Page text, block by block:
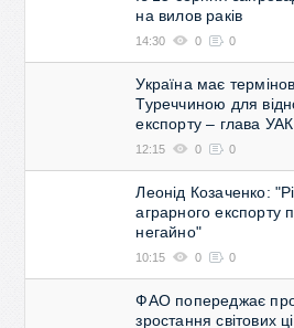
на вилов раків
14:30 0 0
Україна має
Туреччиною для
експорту – глава УАК
12:15 0 0
Леонід Козаченко:
аграрного експорту
негайно"
10:15 0 0
ФАО попереджає
зростання світових